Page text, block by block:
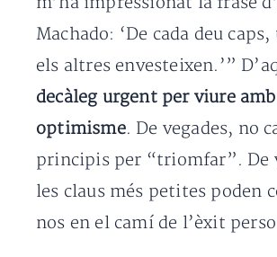
Machado: ‘De cada deu
els altres envesteixen.’”
decàleg urgent per viure amb
optimisme. De vegades, no
principis per “triomfar”. De
les claus més petites poden
nos en el camí de l’èxit